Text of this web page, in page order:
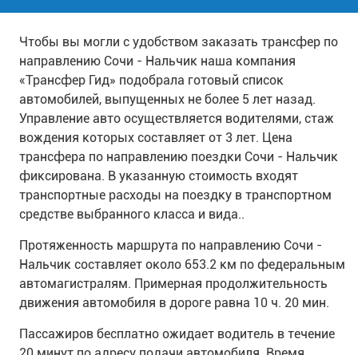
Чтобы вы могли с удобством заказать трансфер по
направлению Сочи - Нальчик наша компания
«Трансфер Гид» подобрала готовый список
автомобилей, выпущенных не более 5 лет назад.
Управление авто осуществляется водителями, стаж
вождения которых составляет от 3 лет. Цена
трансфера по направлению поездки Сочи - Нальчик
фиксирована. В указанную стоимость входят
транспортные расходы на поездку в транспортном
средстве выбранного класса и вида..
Протяженность маршрута по направлению Сочи -
Нальчик составляет около 653.2 км по федеральным
автомагистралям. Примерная продолжительность
движения автомобиля в дороге равна 10 ч. 20 мин.
Пассажиров бесплатно ожидает водитель в течение